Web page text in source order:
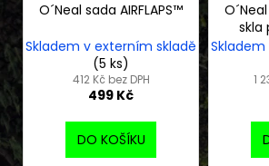
O´Neal sada AIRFLAPS™
Skladem v externím skladě
(5 ks)
412 Kč bez DPH
499 Kč
DO KOŠÍKU
skla
1